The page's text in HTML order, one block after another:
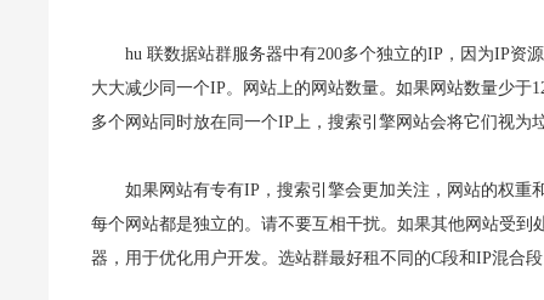
hu 联数据站群服务器中有200多个独立的IP，因为IP资
大大减少同一个IP。网站上的网站数量。如果网站数量少
多个网站同时放在同一个IP上，搜索引擎网站会将它们视为
如果网站有专有IP，搜索引擎会更加关注，网站的权
每个网站都是独立的。请不要互相干扰。如果其他网站受
器，用于优化用户开发。选站群最好租不同的C段和IP混合